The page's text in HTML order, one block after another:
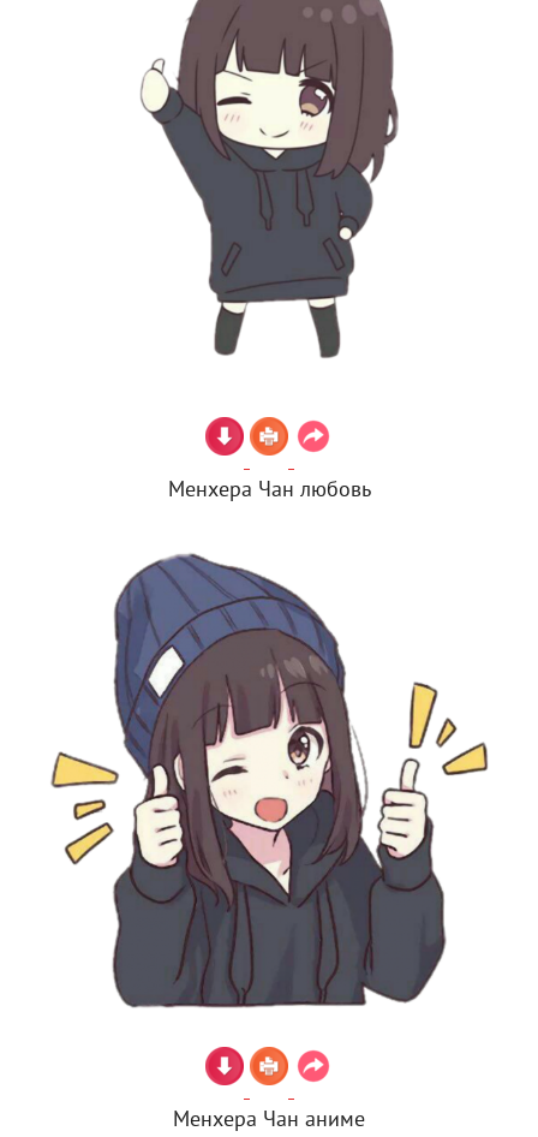
Менхера Чан любовь
Менхера Чан аниме